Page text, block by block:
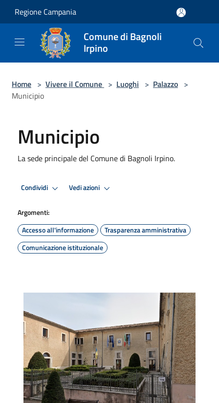
Regione Campania
Comune di Bagnoli
Irpino
Home > Vivere il Comune > Luoghi > Palazzo >
Municipio
Municipio
La sede principale del Comune di Bagnoli Irpino.
Condividi Vedi azioni
Argomenti:
Accesso all'informazione
Trasparenza amministrativa
Comunicazione istituzionale